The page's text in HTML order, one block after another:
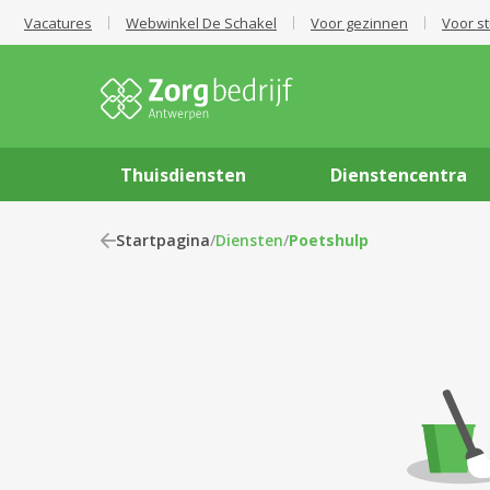
Vacatures Webwinkel De Schakel Voor gezinnen Voor
Thuisdiensten Dienstencentra
Startpagina/Diensten/Poetshulp